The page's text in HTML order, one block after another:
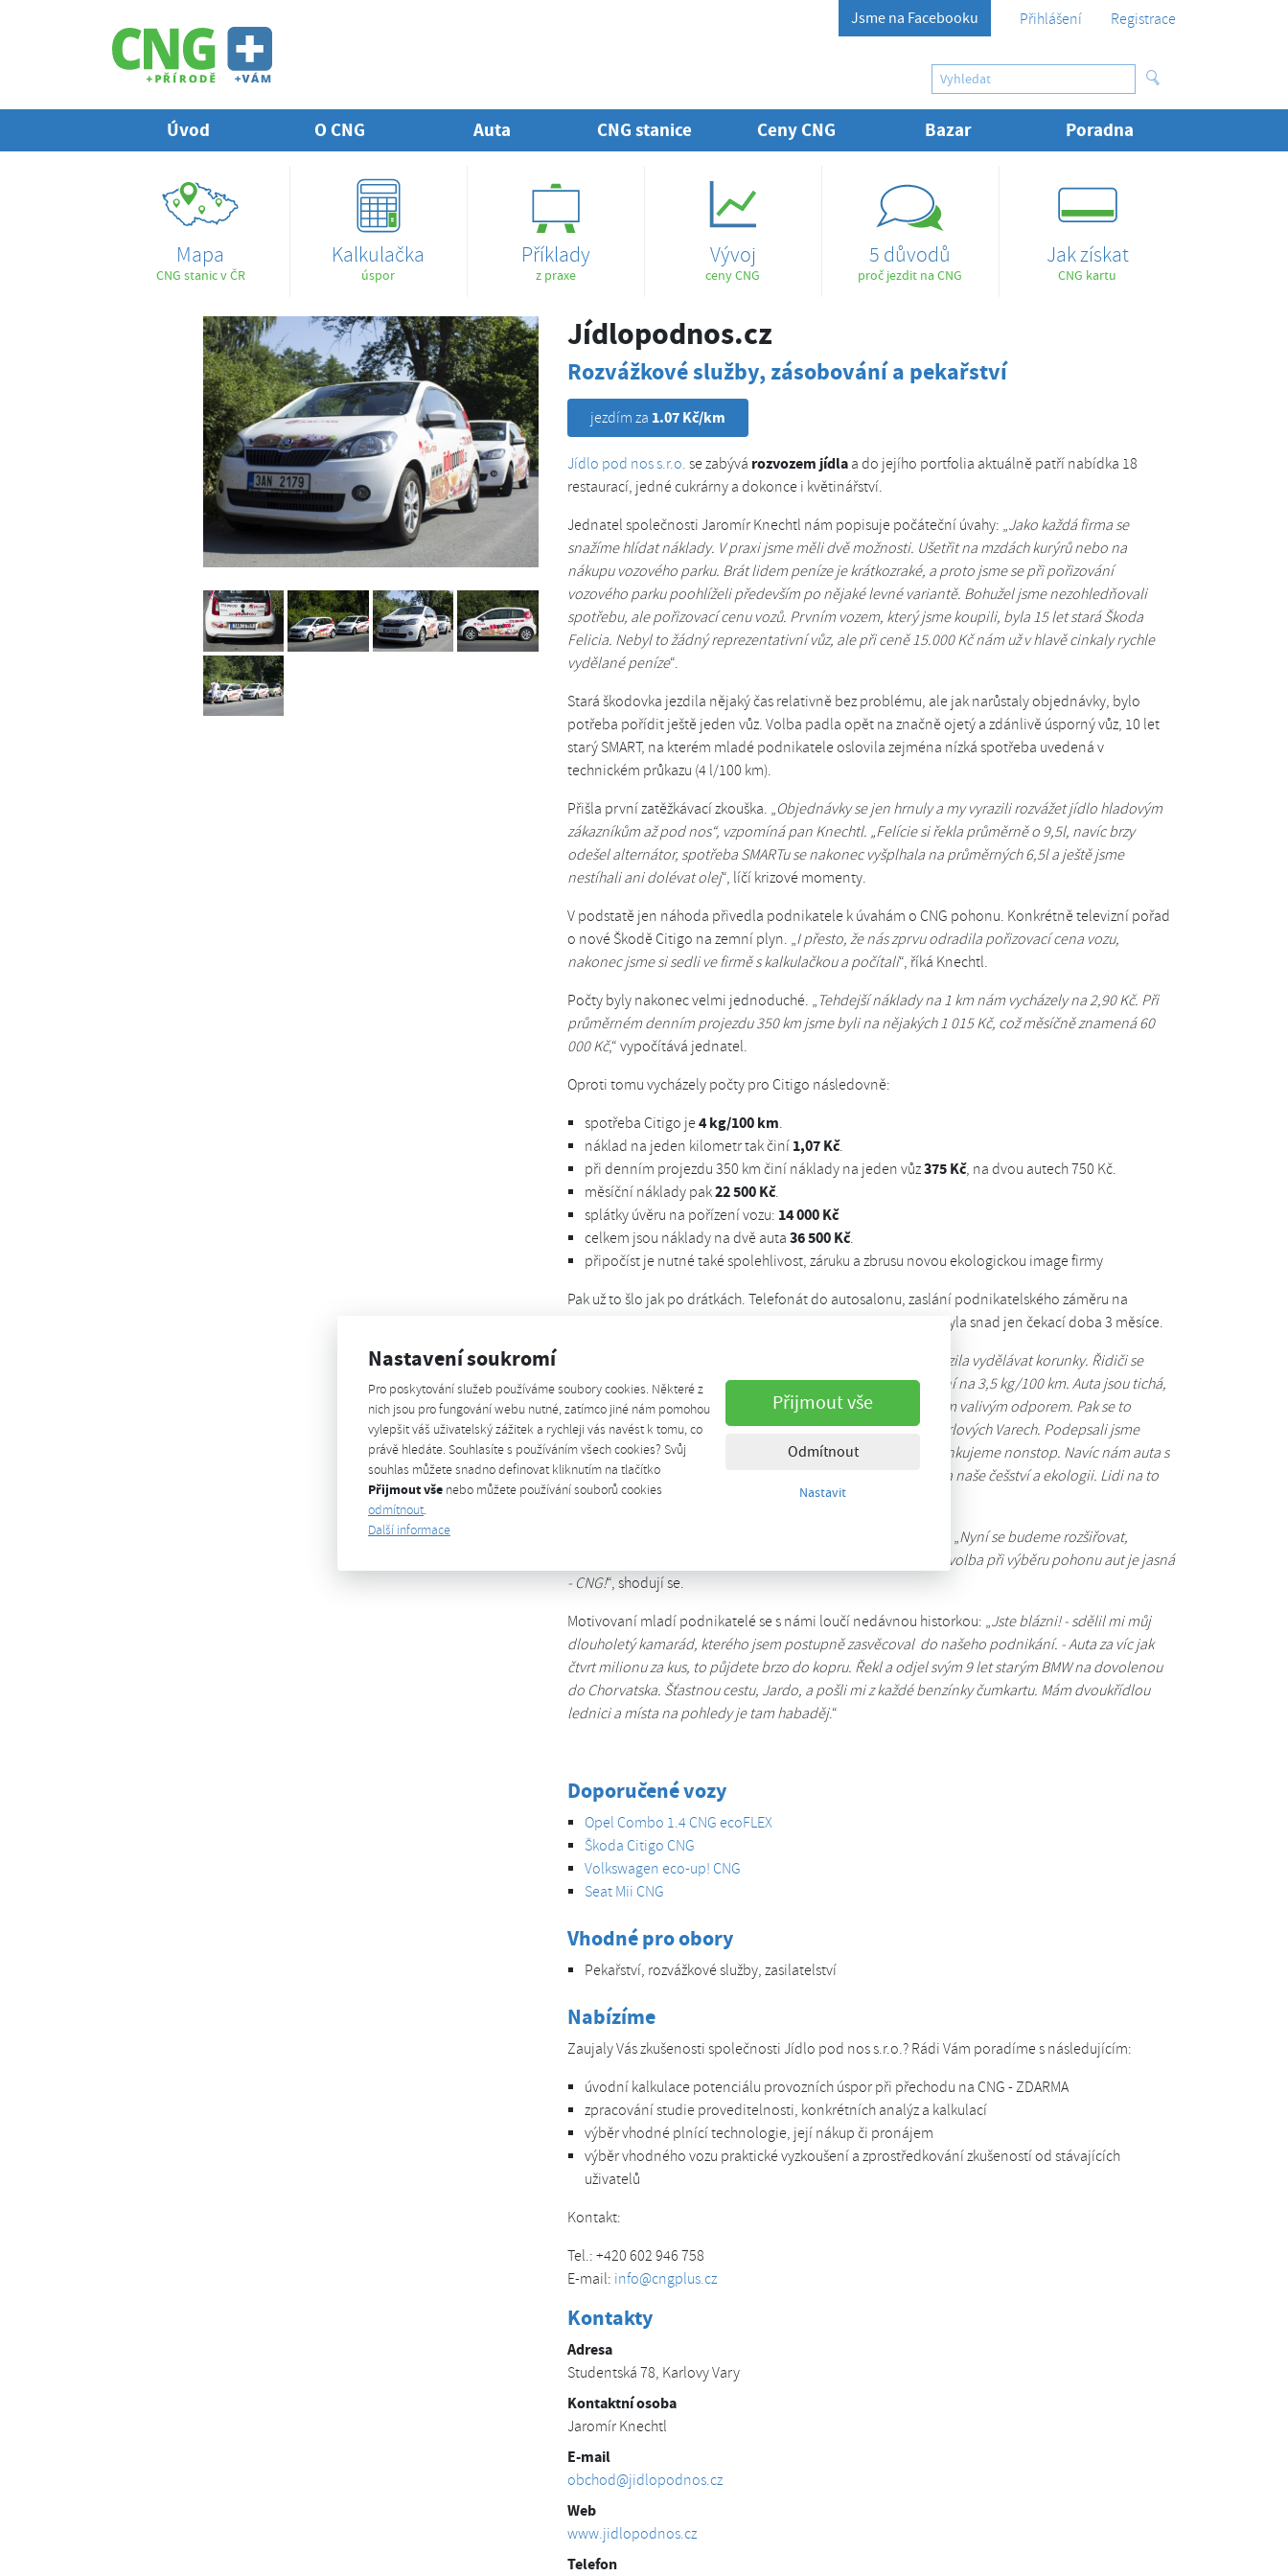
Nastavení soukromí
Pro poskytování služeb používáme soubory cookies. Některé z
nich jsou pro fungování webu nutné, zatímco jiné nám pomohou
vylepšit váš uživatelský zážitek a rychleji vás navést k tomu, co
právě hledáte. Souhlasíte s používáním všech cookies? Svůj
souhlas můžete snadno definovat kliknutím na tlačítko
Přijmout vše nebo můžete používání souborů cookies
odmítnout.
Další informace
Přijmout vše
Odmítnout
Nastavit
Jsme na Facebooku Přihlášení Registrace
Úvod O CNG Auta CNG stanice Ceny CNG Bazar Poradna
Mapa
CNG stanic v ČR
Kalkulačka
úspor
Příklady
z praxe
Vývoj
ceny CNG
5 důvodů
proč jezdit na CNG
Jak získat
CNG kartu
Jídlopodnos.cz
Rozvážkové služby, zásobování a pekařství
jezdím za 1.07 Kč/km
Jídlo pod nos s.r.o. se zabývá rozvozem jídlaa do jejího portfolia aktuálně patří nabídka 18
restaurací, jedné cukrárny a dokonce i květinářství.
Jednatel společnosti Jaromír Knechtl nám popisuje počáteční úvahy: „Jako každá firma se
snažíme hlídat náklady. V praxi jsme měli dvě možnosti. Ušetřit na mzdách kurýrů nebo na
nákupu vozového parku. Brát lidem peníze je krátkozraké, a proto jsme se při pořizování
vozového parku poohlíželi především po nějaké levné variantě. Bohužel jsme nezohledňovali
spotřebu, ale pořizovací cenu vozů. Prvním vozem, který jsme koupili, byla 15 let stará Škoda
Felicia. Nebyl to žádný reprezentativní vůz, ale při ceně 15.000 Kč nám už v hlavě cinkaly rychle
vydělané peníze“.
Stará škodovka jezdila nějaký čas relativně bez problému, ale jak narůstaly objednávky, bylo
potřeba pořídit ještě jeden vůz. Volba padla opět na značně ojetý a zdánlivě úsporný vůz, 10 let
starý SMART, na kterém mladé podnikatele oslovila zejména nízká spotřeba uvedená v
technickém průkazu (4 l/100 km).
Přišla první zatěžkávací zkouška. „Objednávky se jen hrnuly a my vyrazili rozvážet jídlo hladovým
zákazníkům až pod nos“, vzpomíná pan Knechtl. „Felície si řekla průměrně o 9,5l, navíc brzy
odešel alternátor, spotřeba SMARTu se nakonec vyšplhala na průměrných 6,5l a ještě jsme
nestíhali ani dolévat olej“, líčí krizové momenty.
V podstatě jen náhoda přivedla podnikatele k úvahám o CNG pohonu. Konkrétně televizní pořad
o nové Škodě Citigo na zemní plyn. „I přesto, že nás zprvu odradila pořizovací cena vozu,
nakonec jsme si sedli ve firmě s kalkulačkou a počítali“, říká Knechtl.
Počty byly nakonec velmi jednoduché. „ Tehdejší náklady na 1 km nám vycházely na 2,90 Kč. Při
průměrném denním projezdu 350 km jsme byli na nějakých 1 015 Kč, což měsíčně znamená 60
000 Kč,“ vypočítává jednatel.
Oproti tomu vycházely počty pro Citigo následovně:
spotřeba Citigo je4 kg/100 km.
náklad na jeden kilometr tak činí 1,07 Kč.
při denním projezdu 350 km činí náklady na jeden vůz375 Kč, na dvou autech 750 Kč.
měsíční náklady pak22 500 Kč.
splátky úvěru na pořízení vozu: 14 000 Kč
celkem jsou náklady na dvě auta 36 500 Kč.
připočíst je nutné také spolehlivost, záruku a zbrusu novou ekologickou image firmy
Pak už to šlo jak po drátkách. Telefonát do autosalonu, zaslání podnikatelského záměru na
leasingovou firmu a složení zálohy na dvě auta. Nepříjemná byla snad jen čekací doba 3 měsíce.
GOučka vyrazila vydělávat korunky. Řidiči se
předháněli, kdo bude mít menší spotřebu a rekordman je nyní na 3,5 kg/100 km. Auta jsou tichá,
bezpečná. Mají STOP/START systém a speciální gumy s menším valivým odporem. Pak se to
opravdu šetří. Samoobslužná stanice na CNG stojí přímo v Karlových Varech. Podepsali jsme
smlouvu s provozovatelem stanice a řidiči mají karty, takže tankujeme nonstop. Navíc nám auta s
hezkým polepem dělají výbornou reklamu. Trošku tlačíme i na naše češství a ekologii. Lidi na to
slyší a je to příjemné
Jasno mají majitelé firmy Jídlo pod nos s.r.o. i o budoucnosti: „Nyní se budeme rozšiřovat,
rozvíjetdo dalších měst a tím vznikne i potřeba více aut. Naše volba při výběru pohonu aut je jasná
- CNG!“, shodují se.
Motivovaní mladí podnikatelé se s námi loučí nedávnou historkou: „Jste blázni! - sdělil mi můj
dlouholetý kamarád, kterého jsem postupně zasvěcoval do našeho podnikání. - Auta za víc jak
čtvrt milionu za kus, to půjdete brzo do kopru. Řekl a odjel svým 9 let starým BMW na dovolenou
do Chorvatska. Šťastnou cestu, Jardo, a pošli mi z každé benzínky čumkartu. Mám dvoukřídlou
lednici a místa na pohledy je tam habaděj.“
Doporučené vozy
Opel Combo 1.4 CNG ecoFLEX
Škoda Citigo CNG
Volkswagen eco-up! CNG
Seat Mii CNG
Vhodné pro obory
Pekařství, rozvážkové služby, zasilatelství
Nabízíme
Zaujaly Vás zkušenosti společnosti Jídlo pod nos s.r.o.? Rádi Vám poradíme s následujícím:
úvodní kalkulace potenciálu provozních úspor při přechodu na CNG - ZDARMA
zpracování studie proveditelnosti, konkrétních analýz a kalkulací
výběr vhodné plnící technologie, její nákup či pronájem
výběr vhodného vozu praktické vyzkoušení a zprostředkování zkušeností od stávajících
uživatelů
Kontakt:
Tel.: +420 602 946 758
E-mail: info@cngplus.cz
Kontakty
Adresa
Studentská 78, Karlovy Vary
Kontaktní osoba
Jaromír Knechtl
E-mail
obchod@jidlopodnos.cz
Web
www.jidlopodnos.cz
Telefon